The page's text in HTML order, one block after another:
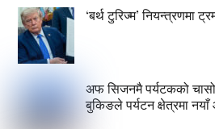
‘बर्थ टुरिज्म’ नियन्त्रणमा
अफ सिजनमै पर्यटकको
बुकिङले पर्यटन क्षेत्रमा